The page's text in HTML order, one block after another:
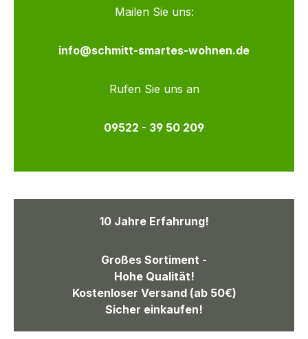
Mailen Sie uns:
info@schmitt-smartes-wohnen.de
Rufen Sie uns an
09522 - 39 50 209
10 Jahre Erfahrung!
Großes Sortiment -
Hohe Qualität!
Kostenloser Versand (ab 50€)
Sicher einkaufen!